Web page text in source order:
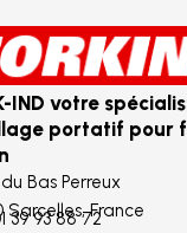
IND votre
portatif pour
Bas Perreux
Sarcelles, France
39 93 88 72